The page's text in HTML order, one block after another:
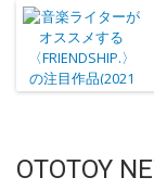
OTOTOY